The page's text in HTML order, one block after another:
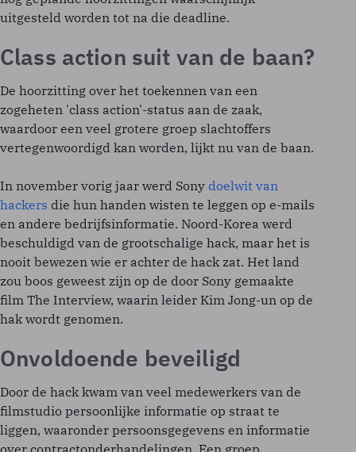
uitgesteld worden tot na die deadline.
Class action suit van de baan?
De hoorzitting over het toekennen van een
zogeheten 'class action'-status aan de zaak,
waardoor een veel grotere groep slachtoffers
vertegenwoordigd kan worden, lijkt nu van de baan.
In november vorig jaar werd Sony doelwit van
hackers die hun handen wisten te leggen op e-mails
en andere bedrijfsinformatie. Noord-Korea werd
beschuldigd van de grootschalige hack, maar het is
nooit bewezen wie er achter de hack zat. Het land
zou boos geweest zijn op de door Sony gemaakte
film The Interview, waarin leider Kim Jong-un op de
hak wordt genomen.
Onvoldoende beveiligd
Door de hack kwam van veel medewerkers van de
filmstudio persoonlijke informatie op straat te
liggen, waaronder persoonsgegevens en informatie
over contractonderhandelingen. Een groep